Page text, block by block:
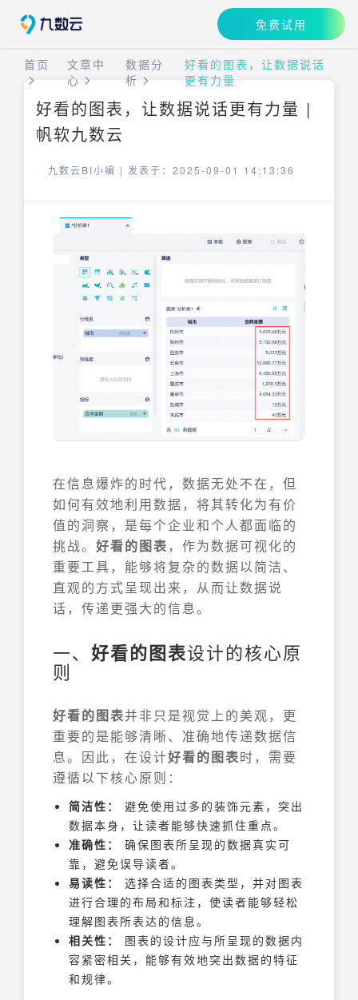
免费试用
首页
文章中
心
数据分
析
好看的图表，让数据说话
更有力量
好看的图表，让数据说话更有力量 |
帆软九数云
九数云BI小编 | 发表于：2025-09-01 14:13:36
在信息爆炸的时代，数据无处不在，但
如何有效地利用数据，将其转化为有价
值的洞察，是每个企业和个人都面临的
挑战。 好看的图表 ，作为数据可视化的
重要工具，能够将复杂的数据以简洁、
直观的方式呈现出来，从而让数据说
话，传递更强大的信息。
一、 好看的图表设计的核心原
则
好看的图表并非只是视觉上的美观，更
重要的是能够清晰、准确地传递数据信
息。因此，在设计好看的图表时，需要
遵循以下核心原则：
简洁性：
避免使用过多的装饰元素，突出
数据本身，让读者能够快速抓住重点。
准确性：
确保图表所呈现的数据真实可
靠，避免误导读者。
易读性：
选择合适的图表类型，并对图表
进行合理的布局和标注，使读者能够轻松
理解图表所表达的信息。
相关性：
图表的设计应与所呈现的数据内
容紧密相关，能够有效地突出数据的特征
和规律。